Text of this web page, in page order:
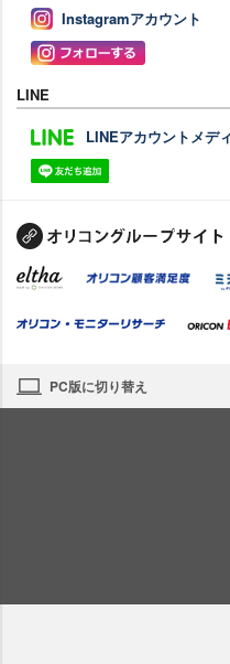
Instagramアカウント
LINE
LINEアカウントメデ
PC版に切り替え